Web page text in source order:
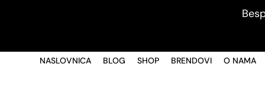
NASLOVNICA BLOG SHOP BRENDOVI O NAMA